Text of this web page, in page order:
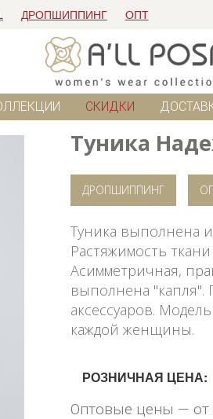
ДРОПШИППИНГ ОПТ
СКИДКИ
Туника
ДРОПШИППИНГ
Туника выполнена
Растяжимость
Асимметричная,
выполнена "капля".
аксессуаров.
каждой женщины.
РОЗНИЧНАЯ ЦЕНА:
Оптовые цены — от